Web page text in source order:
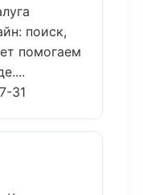
поиск,
помогаем
31